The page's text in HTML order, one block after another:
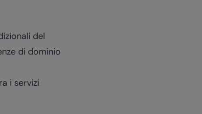
del
di dominio
i servizi